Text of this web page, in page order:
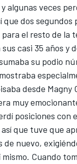
algunas veces
que dos segundos
el resto de la
sus casi 35 años y
su podio
desde Magny
muy
posiciones con
que tuve que
de nuevo,
Cuando